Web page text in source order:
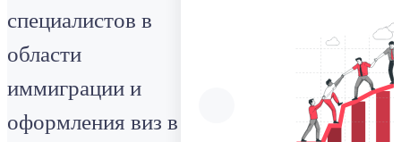
специалистов в
области
иммиграции и
оформления виз в